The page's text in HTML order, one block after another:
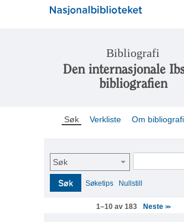
Bibliografi
Den internasjonale
bibliografien
Søk Verkliste Om
Søk
Søk Søketips Nullstill
1–10 av 183 Neste >>